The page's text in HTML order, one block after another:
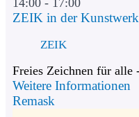
14:00 - 17:00
ZEIK in der
ZEIK
Freies Zeichnen für alle
Weitere Informationen
Remask